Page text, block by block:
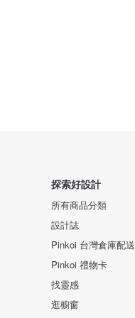
探索好設計
所有商品分類
設計誌
Pinkoi 台灣倉庫配送
Pinkoi 禮物卡
找靈感
逛櫥窗